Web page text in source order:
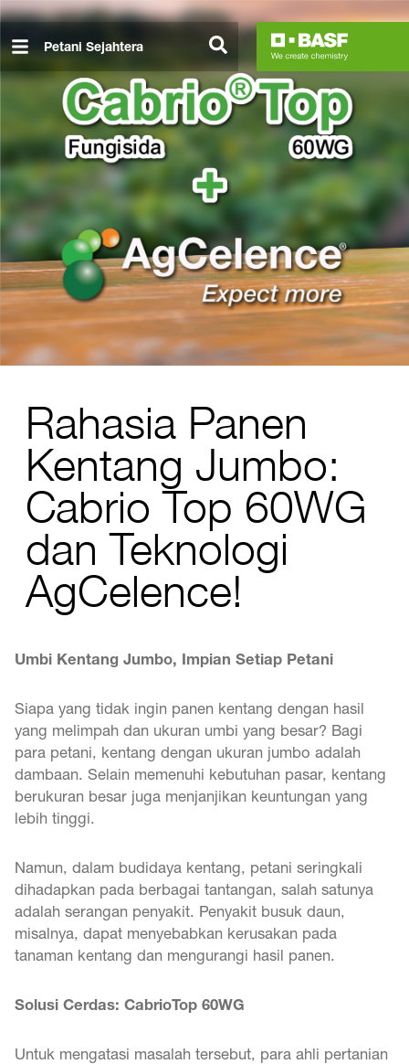
Lompat
ke
Petani Sejahtera
Rahasia Panen
Kentang Jumbo:
Cabrio Top 60WG
dan Teknologi
AgCelence!
Umbi Kentang Jumbo, Impian Setiap Petani
Siapa yang tidak ingin panen kentang dengan hasil
yang melimpah dan ukuran umbi yang besar? Bagi
para petani, kentang dengan ukuran jumbo adalah
dambaan. Selain memenuhi kebutuhan pasar, kentang
berukuran besar juga menjanjikan keuntungan yang
lebih tinggi.
Namun, dalam budidaya kentang, petani seringkali
dihadapkan pada berbagai tantangan, salah satunya
adalah serangan penyakit. Penyakit busuk daun,
misalnya, dapat menyebabkan kerusakan pada
tanaman kentang dan mengurangi hasil panen.
Solusi Cerdas: CabrioTop 60WG
Untuk mengatasi masalah tersebut, para ahli pertanian